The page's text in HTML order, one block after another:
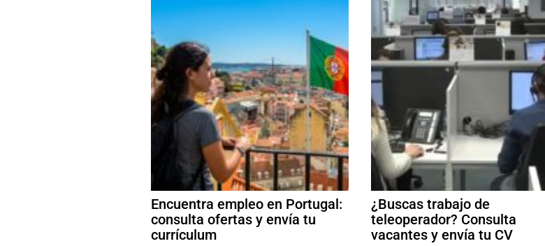
Encuentra empleo en Portugal:
consulta ofertas y envía tu
currículum
¿Buscas trabajo de
teleoperador? Consulta
vacantes y envía tu CV